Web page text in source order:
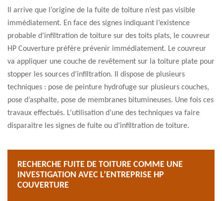
Il arrive que l’origine de la fuite de toiture n’est pas visible
immédiatement. En face des signes indiquant l’existence
probable d’infiltration de toiture sur des toits plats, le couvreur
HP Couverture préfère prévenir immédiatement. Le couvreur
va appliquer une couche de revêtement sur la toiture plate pour
stopper les sources d’infiltration. Il dispose de plusieurs
techniques : pose de peinture hydrofuge sur plusieurs couches,
pose d’asphalte, pose de membranes bitumineuses. Une fois ces
travaux effectués. L’utilisation d’une des techniques va faire
disparaitre les signes de fuite ou d’infiltration de toiture.
RECHERCHE FUITE DE TOITURE COMME UNE
INVESTIGATION AVEC L’ENTREPRISE HP
COUVERTURE